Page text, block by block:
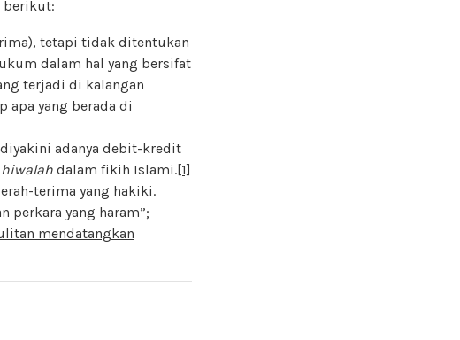
berikut:
tetapi tidak ditentukan
dalam hal yang bersifat
terjadi di kalangan
apa yang berada di
adanya debit-kredit
hiwalah dalam fikih Islami.[1]
terima yang hakiki.
perkara yang haram”;
mendatangkan